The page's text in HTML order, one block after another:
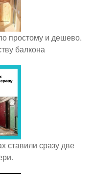
простому и дешево.
балкона
ставили сразу две